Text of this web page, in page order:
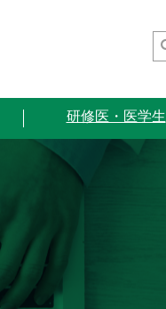
研修医・医学生